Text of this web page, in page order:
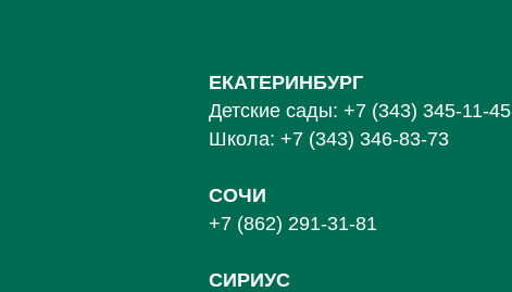
ЕКАТЕРИНБУРГ
Детские сады: +7 (343) 345-11-45
Школа: +7 (343) 346-83-73
СОЧИ
+7 (862) 291-31-81
СИРИУС